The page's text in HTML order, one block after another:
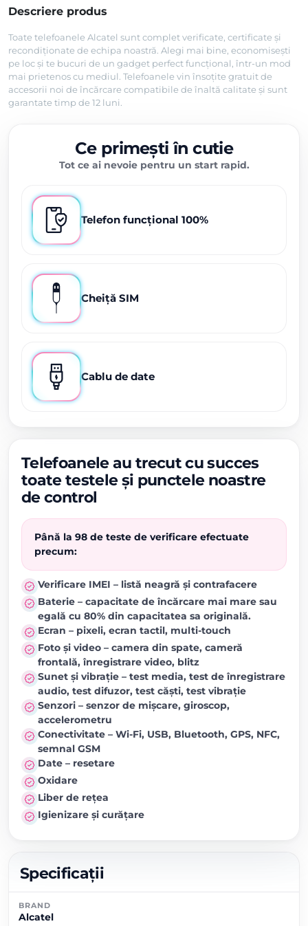
Descriere produs
Toate telefoanele Alcatel sunt complet verificate, certificate și
recondiționate de echipa noastră. Alegi mai bine, economisești
pe loc și te bucuri de un gadget perfect funcțional, într-un mod
mai prietenos cu mediul. Telefoanele vin însoțite gratuit de
accesorii noi de încărcare compatibile de înaltă calitate și sunt
garantate timp de 12 luni.
Ce primești în cutie
Tot ce ai nevoie pentru un start rapid.
Telefon funcțional 100%
Cheiță SIM
Cablu de date
Telefoanele au trecut cu succes
toate testele și punctele noastre
de control
Până la 98 de teste de verificare efectuate
precum:
Verificare IMEI – listă neagră și contrafacere
Baterie – capacitate de încărcare mai mare sau
egală cu 80% din capacitatea sa originală.
Ecran – pixeli, ecran tactil, multi-touch
Foto și video – camera din spate, cameră
frontală, înregistrare video, blitz
Sunet și vibrație – test media, test de înregistrare
audio, test difuzor, test căști, test vibrație
Senzori – senzor de mișcare, giroscop,
accelerometru
Conectivitate – Wi-Fi, USB, Bluetooth, GPS, NFC,
semnal GSM
Date – resetare
Oxidare
Liber de rețea
Igienizare și curățare
Specificații
BRAND
Alcatel